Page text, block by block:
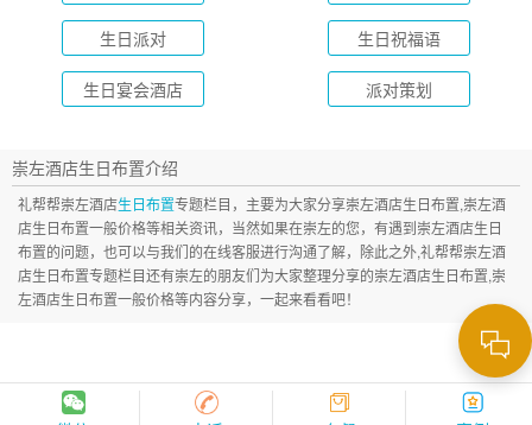
生日派对 生日祝福语
生日宴会酒店 派对策划
崇左酒店生日布置介绍
礼帮帮崇左酒店生日布置专题栏目，主要为大家分享崇左酒店生日布置,崇左酒
店生日布置一般价格等相关资讯，当然如果在崇左的您，有遇到崇左酒店生日
布置的问题，也可以与我们的在线客服进行沟通了解，除此之外,礼帮帮崇左酒
店生日布置专题栏目还有崇左的朋友们为大家整理分享的崇左酒店生日布置,崇
左酒店生日布置一般价格等内容分享，一起来看看吧！